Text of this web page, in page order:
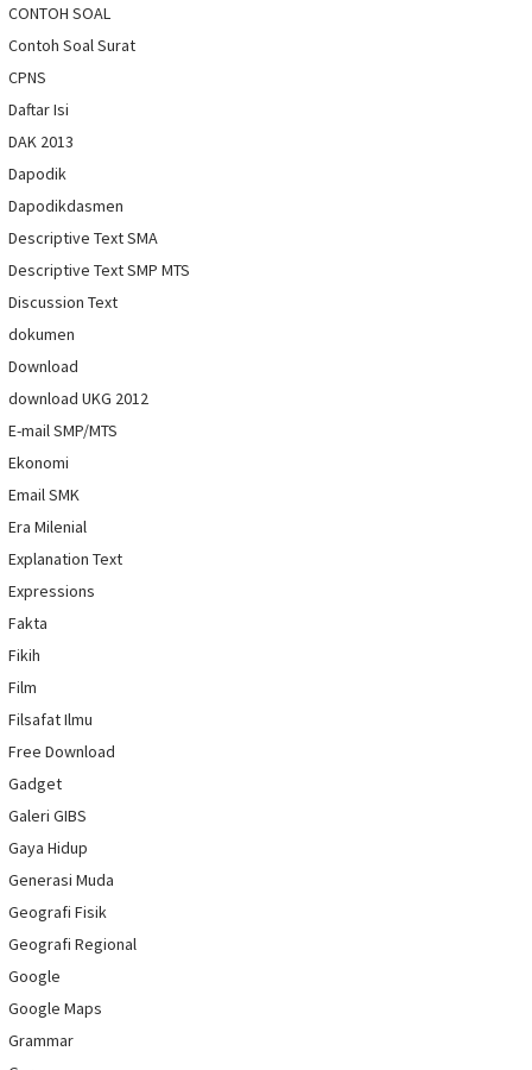
CONTOH SOAL
Contoh Soal Surat
CPNS
Daftar Isi
DAK 2013
Dapodik
Dapodikdasmen
Descriptive Text SMA
Descriptive Text SMP MTS
Discussion Text
dokumen
Download
download UKG 2012
E-mail SMP/MTS
Ekonomi
Email SMK
Era Milenial
Explanation Text
Expressions
Fakta
Fikih
Film
Filsafat Ilmu
Free Download
Gadget
Galeri GIBS
Gaya Hidup
Generasi Muda
Geografi Fisik
Geografi Regional
Google
Google Maps
Grammar